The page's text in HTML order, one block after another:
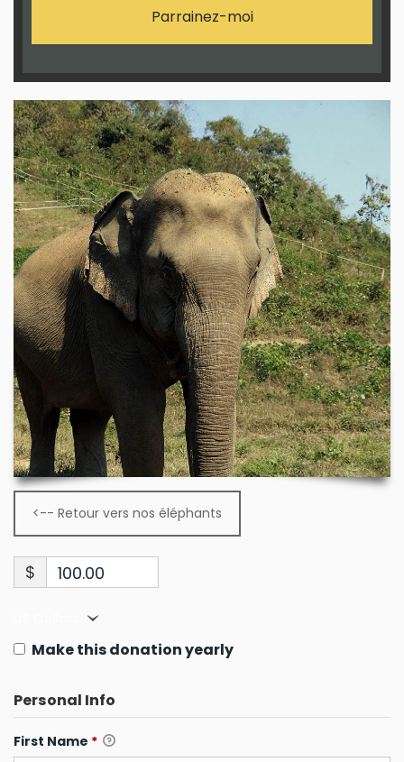
Parrainez-moi
<-- Retour vers nos éléphants
$ 100.00
Make this donation yearly
Personal Info
First Name *